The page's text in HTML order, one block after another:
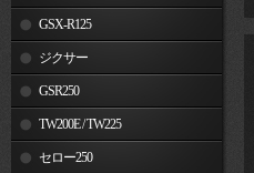
GSX-R125
ジクサー
GSR250
TW200E / TW225
セロー250